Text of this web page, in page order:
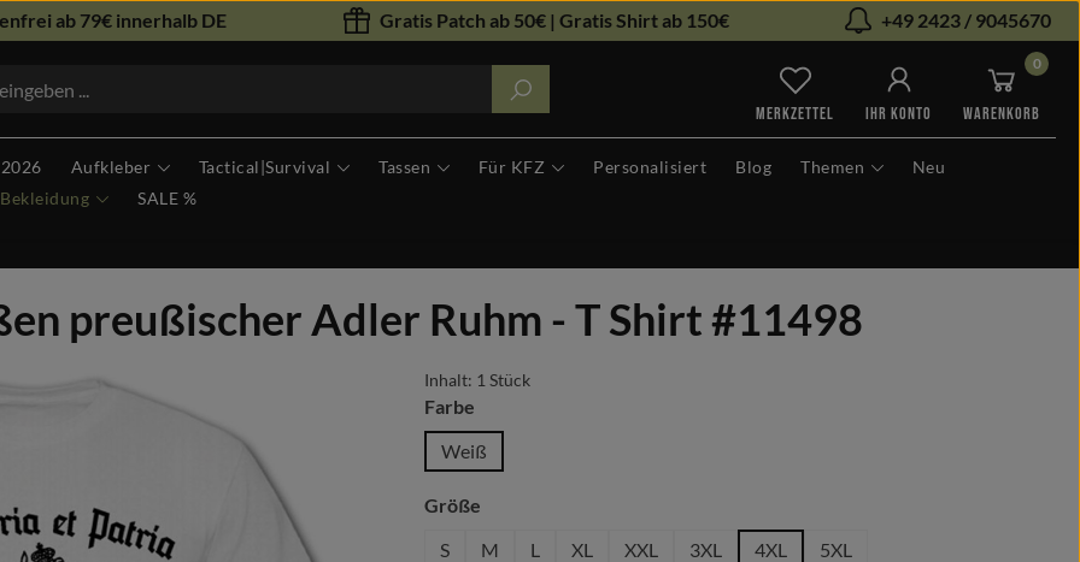
ab 79€ innerhalb DE Gratis Patch ab 50€ | Gratis Shirt ab 150€ +49 2423 / 9045670
Du hast 0 Produkte auf dem
MERKZETTEL IHR KONTO
0
WARENKORB
Aufkleber Tactical|Survival Tassen Für KFZ Personalisiert Blog Themen
Neu
Bekleidung SALE %
preußischer Adler Ruhm - T Shirt #11498
Inhalt: 1 Stück
Farbeauswählen
Weiß
Größeauswählen
S
M L XL XXL 3XL 4XL 5XL